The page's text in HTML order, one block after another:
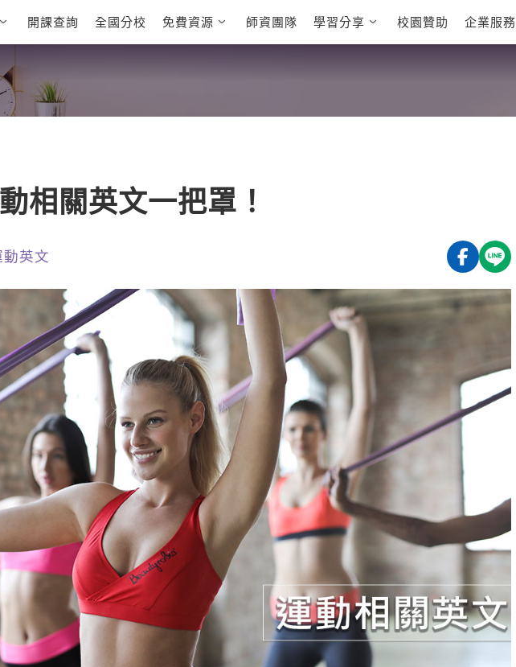
TED Talks
開課查詢 全國分校 免費資源 師資團隊 學習分享 校園贊助 企業服務
相關英文一把罩！
動英文